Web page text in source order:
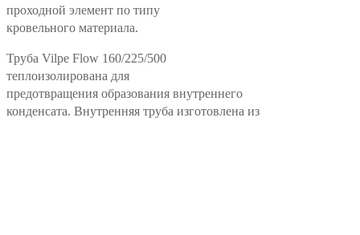
проходной элемент по типу
кровельного материала.
Труба Vilpe Flow 160/225/500
теплоизолирована для
предотвращения образования внутреннего
конденсата. Внутренняя труба изготовлена из